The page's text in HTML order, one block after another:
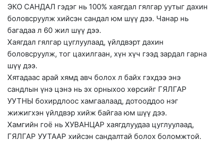
ЭКО САНДАЛ гэдэг нь 100% хаягдал гялгар уутыг дахин
боловсруулж хийсэн сандал юм шүү дээ. Чанар нь
багадаа л 60 жил шүү дээ.
Хаягдал гялгар цуглуулаад, үйлдвэрт дахин
боловсруулж, тог цахилгаан, хүн хүч гээд зардал гарна
шүү дээ.
Хятадаас арай хямд авч болох л байх гэхдээ энэ
сандлын үнэ цэнэ нь эх орныхоо хөрсийг ГЯЛГАР
УУТНЫ бохирдлоос хамгаалаад, дотооддоо нэг
жижигхэн үйлдвэр хийж байгаа юм шүү дээ.
Хамгийн гоё нь ХУВАНЦАР хаягдлуудаа цуглуулаад,
ГЯЛГАР УУТААР хийсэн сандалтай болох боломжтой.